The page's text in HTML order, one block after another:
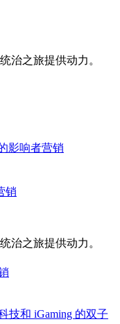
治之旅提供动力。
影响者营销
销
治之旅提供动力。
技和 iGaming 的双子